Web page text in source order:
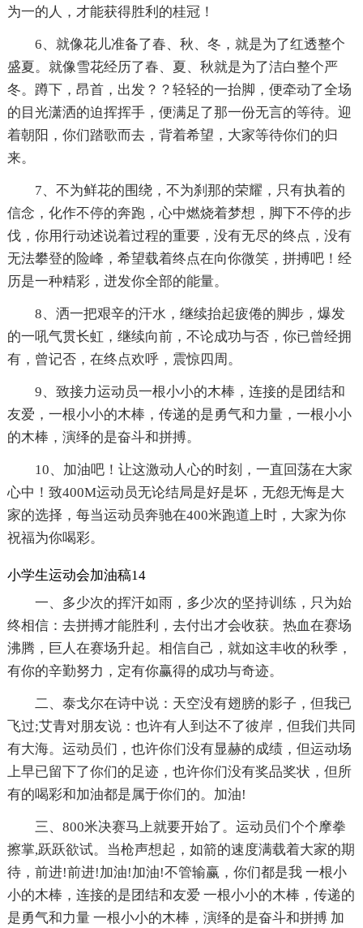
为一的人，才能获得胜利的桂冠！
6、就像花儿准备了春、秋、冬，就是为了红透整个
盛夏。就像雪花经历了春、夏、秋就是为了洁白整个严
冬。蹲下，昂首，出发？？轻轻的一抬脚，便牵动了全场
的目光潇洒的迫挥挥手，便满足了那一份无言的等待。迎
着朝阳，你们踏歌而去，背着希望，大家等待你们的归
来。
7、不为鲜花的围绕，不为刹那的荣耀，只有执着的
信念，化作不停的奔跑，心中燃烧着梦想，脚下不停的步
伐，你用行动述说着过程的重要，没有无尽的终点，没有
无法攀登的险峰，希望载着终点在向你微笑，拼搏吧！经
历是一种精彩，迸发你全部的能量。
8、洒一把艰辛的汗水，继续抬起疲倦的脚步，爆发
的一吼气贯长虹，继续向前，不论成功与否，你已曾经拥
有，曾记否，在终点欢呼，震惊四周。
9、致接力运动员一根小小的木棒，连接的是团结和
友爱，一根小小的木棒，传递的是勇气和力量，一根小小
的木棒，演绎的是奋斗和拼搏。
10、加油吧！让这激动人心的时刻，一直回荡在大家
心中！致400M运动员无论结局是好是坏，无怨无悔是大
家的选择，每当运动员奔驰在400米跑道上时，大家为你
祝福为你喝彩。
小学生运动会加油稿14
一、多少次的挥汗如雨，多少次的坚持训练，只为始
终相信：去拼搏才能胜利，去付出才会收获。热血在赛场
沸腾，巨人在赛场升起。相信自己，就如这丰收的秋季，
有你的辛勤努力，定有你赢得的成功与奇迹。
二、泰戈尔在诗中说：天空没有翅膀的影子，但我已
飞过;艾青对朋友说：也许有人到达不了彼岸，但我们共同
有大海。运动员们，也许你们没有显赫的成绩，但运动场
上早已留下了你们的足迹，也许你们没有奖品奖状，但所
有的喝彩和加油都是属于你们的。加油!
三、800米决赛马上就要开始了。运动员们个个摩拳
擦掌,跃跃欲试。当枪声想起，如箭的速度满载着大家的期
待，前进!前进!加油!加油!不管输赢，你们都是我 一根小
小的木棒，连接的是团结和友爱 一根小小的木棒，传递的
是勇气和力量 一根小小的木棒，演绎的是奋斗和拼搏 加